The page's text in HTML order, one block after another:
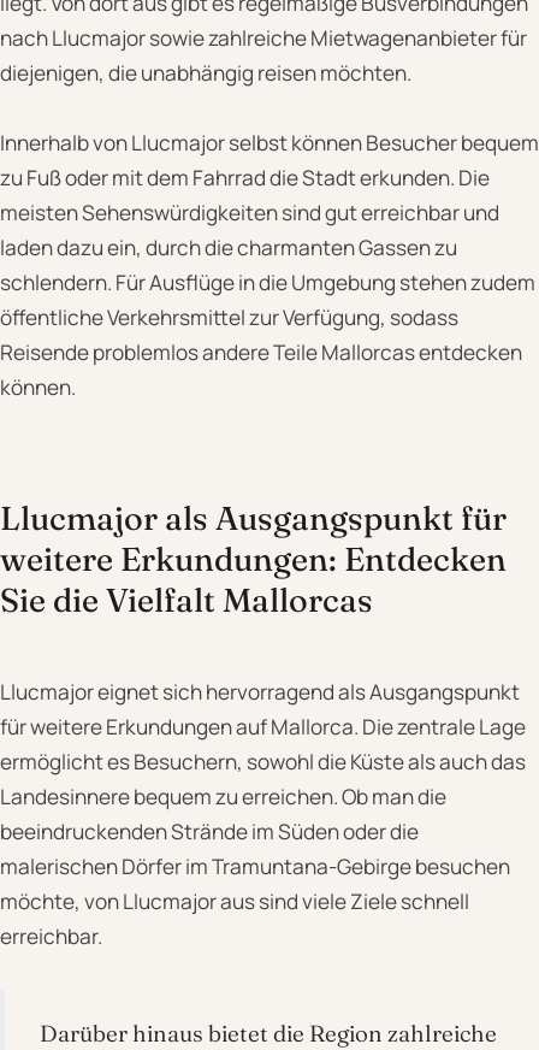
nach Llucmajor sowie zahlreiche Mietwagenanbieter für
diejenigen, die unabhängig reisen möchten.
Innerhalb von Llucmajor selbst können Besucher bequem
zu Fuß oder mit dem Fahrrad die Stadt erkunden. Die
meisten Sehenswürdigkeiten sind gut erreichbar und
laden dazu ein, durch die charmanten Gassen zu
schlendern. Für Ausflüge in die Umgebung stehen zudem
öffentliche Verkehrsmittel zur Verfügung, sodass
Reisende problemlos andere Teile Mallorcas entdecken
können.
Llucmajor als Ausgangspunkt für
weitere Erkundungen: Entdecken
Sie die Vielfalt Mallorcas
Llucmajor eignet sich hervorragend als Ausgangspunkt
für weitere Erkundungen auf Mallorca. Die zentrale Lage
ermöglicht es Besuchern, sowohl die Küste als auch das
Landesinnere bequem zu erreichen. Ob man die
beeindruckenden Strände im Süden oder die
malerischen Dörfer im Tramuntana-Gebirge besuchen
möchte, von Llucmajor aus sind viele Ziele schnell
erreichbar.
Darüber hinaus bietet die Region zahlreiche